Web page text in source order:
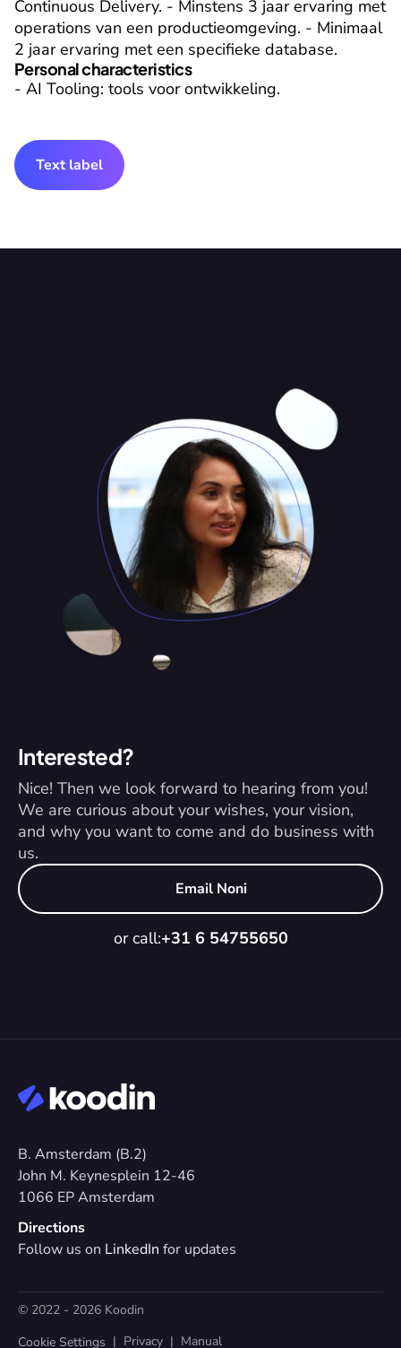
Continuous Delivery. - Minstens 3 jaar ervaring met
operations van een productieomgeving. - Minimaal
2 jaar ervaring met een specifieke database.
Personal characteristics
- AI Tooling: tools voor ontwikkeling.
Text label
Interested?
Nice! Then we look forward to hearing from you!
We are curious about your wishes, your vision,
and why you want to come and do business with
us.
Email Noni
or call:+31 6 54755650
B. Amsterdam (B.2)
John M. Keynesplein 12-46
1066 EP Amsterdam
Directions
Follow us on LinkedIn for updates
© 2022 - 2026 Koodin
Cookie Settings
  |
Privacy
  |
Manual